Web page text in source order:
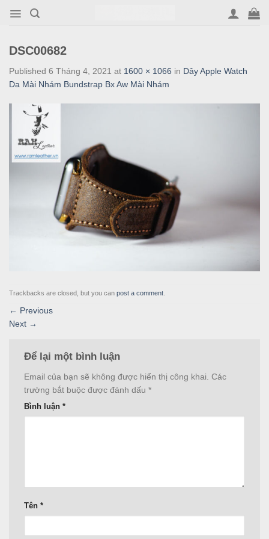
DSC00682
Published 6 Tháng 4, 2021 at 1600 × 1066 in Dây Apple Watch
Da Mài Nhám Bundstrap Bx Aw Mài Nhám
Trackbacks are closed, but you can post a comment
← Previous
Next →
Để lại một bình luận
Email của bạn sẽ không được hiển thị công khai. Các
trường bắt buộc được đánh dấu *
Bình luận *
Tên *